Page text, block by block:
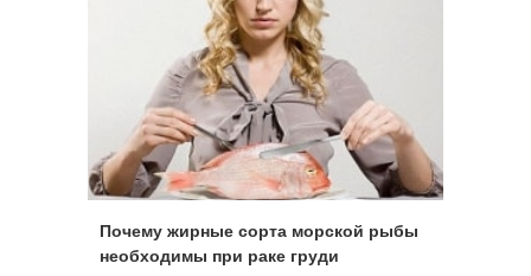
Почему жирные сорта морской рыбы
необходимы при раке груди